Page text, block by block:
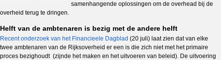
samenhangende oplossingen om de overhead bij de
overheid terug te dringen.
Helft van de ambtenaren is bezig met de andere helft
Recent onderzoek van het Financieele Dagblad (20 juli) laat zien dat van elke
twee ambtenaren van de Rijksoverheid er een is die zich niet met het primaire
proces bezighoudt (zijnde het maken en het uitvoeren van beleid). De uitvoering